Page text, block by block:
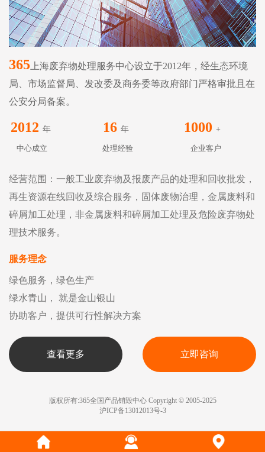
365 上海废弃物处理服务中心设立于2012年，经生态环境
局、市场监督局、发改委及商务委等政府部门严格审批且在
公安分局备案。
2012 年
中心成立
16 年
处理经验
1000 +
企业客户
经营范围：一般工业废弃物及报废产品的处理和回收批发，
再生资源在线回收及综合服务，固体废物治理，金属废料和
碎屑加工处理，非金属废料和碎屑加工处理及危险废弃物处
理技术服务。
服务理念
绿色服务，绿色生产
绿水青山， 就是金山银山
协助客户，提供可行性解决方案
查看更多 立即咨询
版权所有:365全国产品销毁中心 Copyright © 2005-2025
沪ICP备13012013号-3